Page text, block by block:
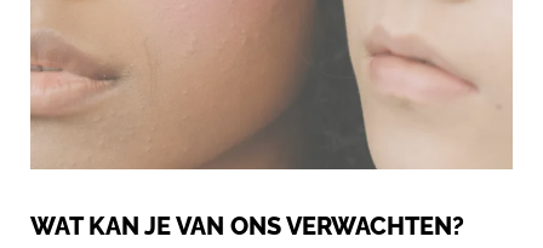
WAT KAN JE VAN ONS VERWACHTEN?